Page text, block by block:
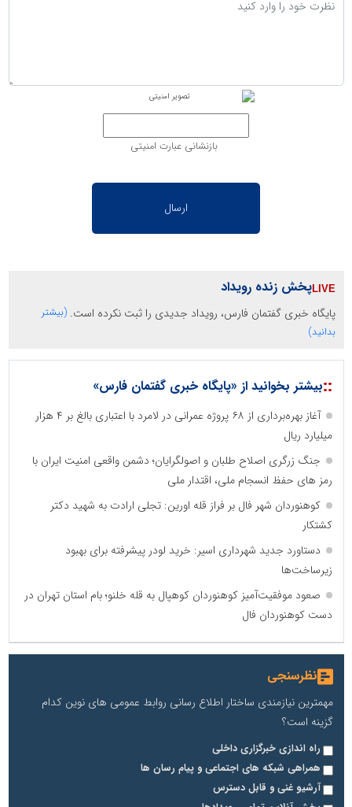
بازنشانی عبارت امنیتی
پخش زنده رویداد
پایگاه خبری گفتمان فارس، رویداد جدیدی را ثبت نکرده است. (بیشتر
بدانید)
::بیشتر بخوانید از «پایگاه خبری گفتمان فارس»
آغاز بهره‌برداری از ۶۸ پروژه عمرانی در لامرد با اعتباری بالغ بر ۴ هزار
میلیارد ریال
جنگ زرگری اصلاح طلبان و اصولگرایان؛ دشمن واقعی امنیت ایران با
رمز های حفظ انسجام ملی، اقتدار ملی
کوهنوردان شهر فال بر فراز قله اورین: تجلی ارادت به شهید دکتر
کشتکار
دستاورد جدید شهرداری اسیر: خرید لودر پیشرفته برای بهبود
زیرساخت‌ها
صعود موفقیت‌آمیز کوهنوردان کوهپال به قله خلنو؛ بام استان تهران در
دست کوهنوردان فال
نظرسنجی
مهمترین نیازمندی ساختار اطلاع رسانی روابط عمومی های نوین کدام
گزینه است؟
راه اندازی خبرگزاری داخلی
همراهی شبکه های اجتماعی و پیام رسان ها
آرشیو غنی و قابل دسترس